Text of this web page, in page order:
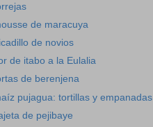
de maracuya
de novios
de itabo a la Eulalia
de berenjena
pujagua: tortillas y empanadas
de pejibaye